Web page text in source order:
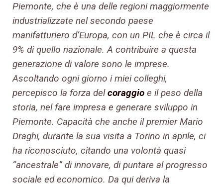
Piemonte, che è una delle regioni maggiormente
industrializzate nel secondo paese
manifatturiero d’Europa, con un PIL che è circa il
9% di quello nazionale. A contribuire a questa
generazione di valore sono le imprese.
Ascoltando ogni giorno i miei colleghi,
percepisco la forza delcoraggio e il peso della
storia, nel fare impresa e generare sviluppo in
Piemonte. Capacità che anche il premier Mario
Draghi, durante la sua visita a Torino in aprile, ci
ha riconosciuto, citando una volontà quasi
“ancestrale” di innovare, di puntare al progresso
sociale ed economico. Da qui deriva la